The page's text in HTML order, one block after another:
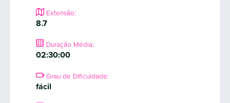
Extensão:
8.7
Duração Média:
02:30:00
Grau de Dificuldade:
fácil